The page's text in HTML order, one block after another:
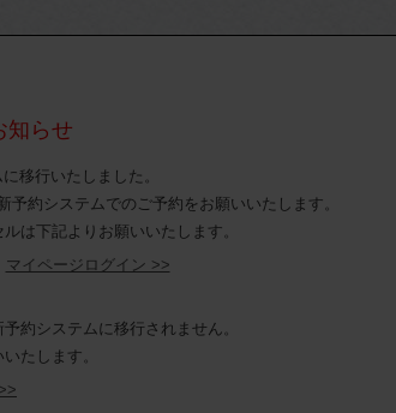
知らせ
移行いたしました。
約システムでのご予約をお願いいたします。
は下記よりお願いいたします。
マイページログイン >>
約システムに移行されません。
たします。